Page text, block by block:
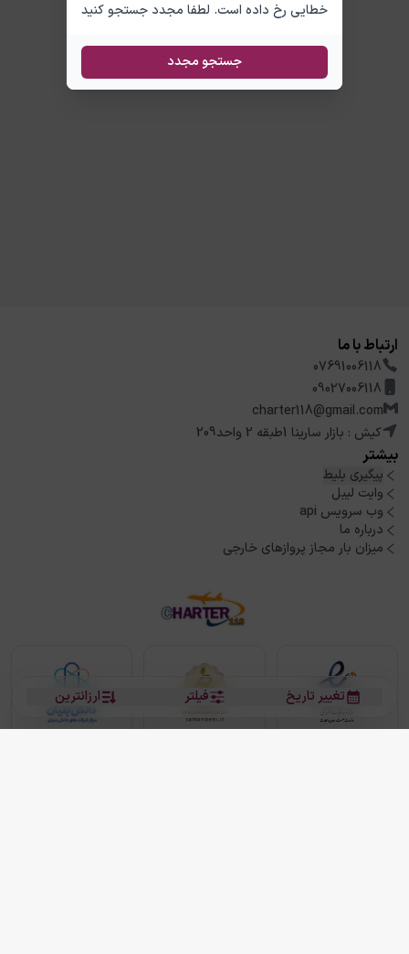
خطایی رخ داده است. لطفا مجدد جستجو کنید
جستجو مجدد
ارزانترین فیلتر تغییر تاریخ
ارتباط با ما
07691006118
09027006118
charter118@gmail.com
کیش : بازار سارینا 1طبقه 2 واحد209
بیشتر
پیگیری بلیط
وایت لیبل
وب سرویس api
درباره ما
میزان بار مجاز پروازهای خارجی